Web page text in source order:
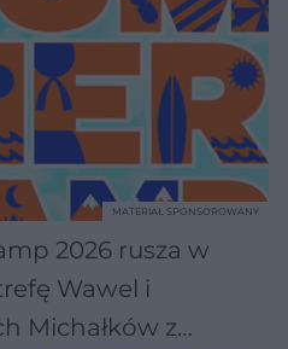
2026 rusza w
Wawel i
Michałków z
MATERIAŁ SPONSOROWANY